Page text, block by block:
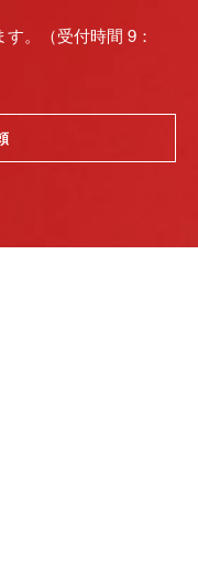
。（受付時間 9：